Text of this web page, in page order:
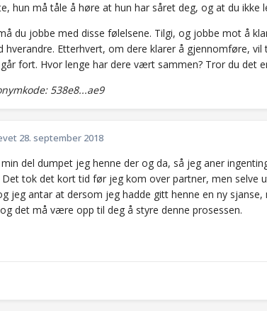
hun må tåle å høre at hun har såret deg, og at du ikke
du jobbe med disse følelsene. Tilgi, og jobbe mot å
hverandre. Etterhvert, om dere klarer å gjennomføre,
fort. Hvor lenge har dere vært sammen? Tror du det
538e8...ae9
28. september 2018
del dumpet jeg henne der og da, så jeg aner
Det tok det kort tid før jeg kom over partner, men
jeg antar at dersom jeg hadde gitt henne en ny
det må være opp til deg å styre denne prosessen.